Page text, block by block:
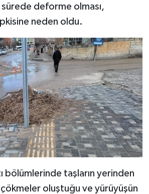
sürede deforme olması,
neden oldu.
bölümlerinde taşların yerinden
çökmeler oluştuğu ve yürüyüşün